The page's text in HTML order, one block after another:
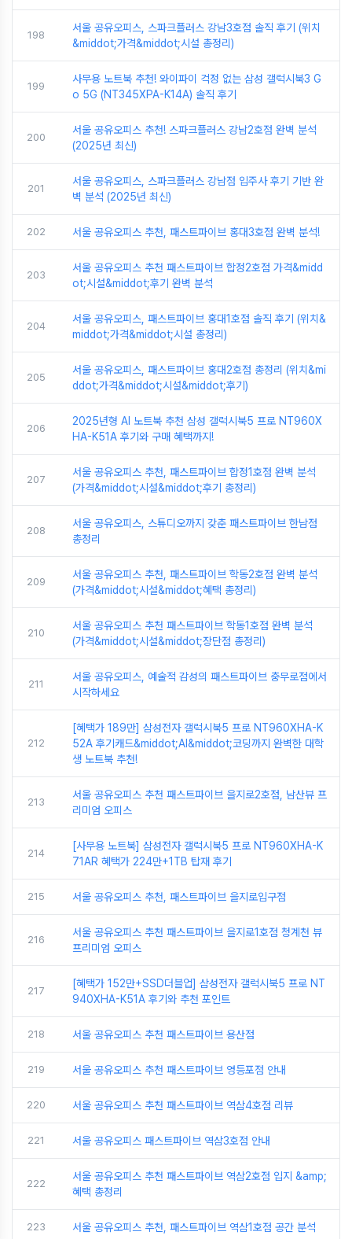
198
서울 공유오피스, 스파크플러스 강남3호점 솔직 후기 (위치
&middot;가격&middot;시설 총정리)
199
사무용 노트북 추천! 와이파이 걱정 없는 삼성 갤럭시북3 G
o 5G (NT345XPA-K14A) 솔직 후기
200
서울 공유오피스 추천! 스파크플러스 강남2호점 완벽 분석
(2025년 최신)
201
서울 공유오피스, 스파크플러스 강남점 입주사 후기 기반 완
벽 분석 (2025년 최신)
202 서울 공유오피스 추천, 패스트파이브 홍대3호점 완벽 분석!
203
서울 공유오피스 추천 패스트파이브 합정2호점 가격&midd
ot;시설&middot;후기 완벽 분석
204
서울 공유오피스, 패스트파이브 홍대1호점 솔직 후기 (위치&
middot;가격&middot;시설 총정리)
205
서울 공유오피스, 패스트파이브 홍대2호점 총정리 (위치&mi
ddot;가격&middot;시설&middot;후기)
206
2025년형 AI 노트북 추천 삼성 갤럭시북5 프로 NT960X
HA-K51A 후기와 구매 혜택까지!
207
서울 공유오피스 추천, 패스트파이브 합정1호점 완벽 분석
(가격&middot;시설&middot;후기 총정리)
208
서울 공유오피스, 스튜디오까지 갖춘 패스트파이브 한남점
총정리
209
서울 공유오피스 추천, 패스트파이브 학동2호점 완벽 분석
(가격&middot;시설&middot;혜택 총정리)
210
서울 공유오피스 추천 패스트파이브 학동1호점 완벽 분석
(가격&middot;시설&middot;장단점 총정리)
211
서울 공유오피스, 예술적 감성의 패스트파이브 충무로점에서
시작하세요
212
[혜택가 189만] 삼성전자 갤럭시북5 프로 NT960XHA-K
52A 후기캐드&middot;AI&middot;코딩까지 완벽한 대학
생 노트북 추천!
213
서울 공유오피스 추천 패스트파이브 을지로2호점, 남산뷰 프
리미엄 오피스
214
[사무용 노트북] 삼성전자 갤럭시북5 프로 NT960XHA-K
71AR 혜택가 224만+1TB 탑재 후기
215 서울 공유오피스 추천, 패스트파이브 을지로입구점
216
서울 공유오피스 추천 패스트파이브 을지로1호점 청계천 뷰
프리미엄 오피스
217
[혜택가 152만+SSD더블업] 삼성전자 갤럭시북5 프로 NT
940XHA-K51A 후기와 추천 포인트
218 서울 공유오피스 추천 패스트파이브 용산점
219 서울 공유오피스 추천 패스트파이브 영등포점 안내
220 서울 공유오피스 추천 패스트파이브 역삼4호점 리뷰
221 서울 공유오피스 패스트파이브 역삼3호점 안내
222
서울 공유오피스 추천 패스트파이브 역삼2호점 입지 &amp;
혜택 총정리
223 서울 공유오피스 추천, 패스트파이브 역삼1호점 공간 분석